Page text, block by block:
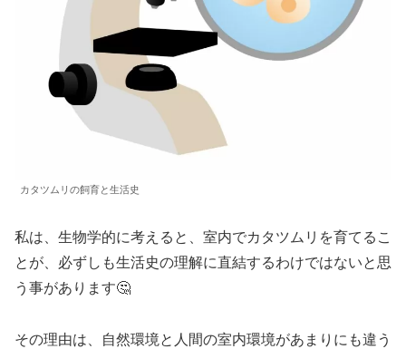
カタツムリの飼育と生活史
私は、生物学的に考えると、室内でカタツムリを育てるこ
とが、必ずしも生活史の理解に直結するわけではないと思
う事があります🤔
その理由は、自然環境と人間の室内環境があまりにも違う